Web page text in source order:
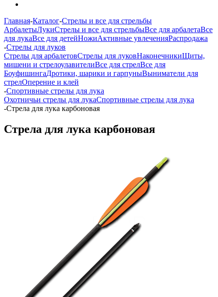
Главная-Каталог-Стрелы и все для стрельбы
АрбалетыЛукиСтрелы и все для стрельбыВсе для арбалетаВсе
для лукаВсе для детейНожиАктивные увлеченияРаспродажа
-Стрелы для луков
Стрелы для арбалетовСтрелы для луковНаконечникиЩиты,
мишени и стрелоулавителиВсе для стрелВсе для
БоуфишингаДротики, шарики и гарпуныВыниматели для
стрелОперение и клей
-Спортивные стрелы для лука
Охотничьи стрелы для лукаСпортивные стрелы для лука
-Стрела для лука карбоновая
Стрела для лука карбоновая